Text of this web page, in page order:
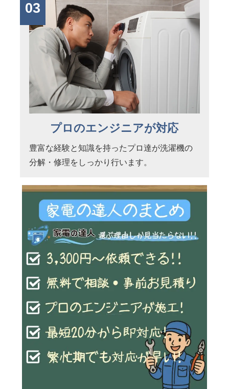
03
プロのエンジニアが対応
豊富な経験と知識を持ったプロ達が洗濯機の
分解・修理をしっかり行います。